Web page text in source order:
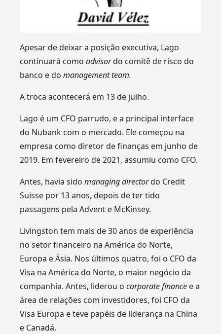
Apesar de deixar a posição executiva, Lago
continuará comoadvisordo comitê de risco do
banco e domanagement team.
A troca acontecerá em 13 de julho.
Lago é um CFO parrudo, e a principal interface
do Nubank com o mercado. Ele começou na
empresa como diretor de finanças em junho de
2019. Em fevereiro de 2021, assumiu como CFO.
Antes, havia sidomanaging directordo Credit
Suisse por 13 anos, depois de ter tido
passagens pela Advent e McKinsey.
Livingston tem mais de 30 anos de experiência
no setor financeiro na América do Norte,
Europa e Ásia. Nos últimos quatro, foi o CFO da
Visa na América do Norte, o maior negócio da
companhia. Antes, liderou ocorporate finance e a
área de relações com investidores, foi CFO da
Visa Europa e teve papéis de liderança na China
e Canadá.